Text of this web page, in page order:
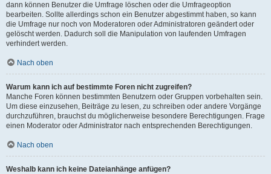
dann können Benutzer die Umfrage löschen oder die Umfrageoption
bearbeiten. Sollte allerdings schon ein Benutzer abgestimmt haben, so kann
die Umfrage nur noch von Moderatoren oder Administratoren geändert oder
gelöscht werden. Dadurch soll die Manipulation von laufenden Umfragen
verhindert werden.
Nach oben
Warum kann ich auf bestimmte Foren nicht zugreifen?
Manche Foren können bestimmten Benutzern oder Gruppen vorbehalten sein.
Um diese einzusehen, Beiträge zu lesen, zu schreiben oder andere Vorgänge
durchzuführen, brauchst du möglicherweise besondere Berechtigungen. Frage
einen Moderator oder Administrator nach entsprechenden Berechtigungen.
Nach oben
Weshalb kann ich keine Dateianhänge anfügen?